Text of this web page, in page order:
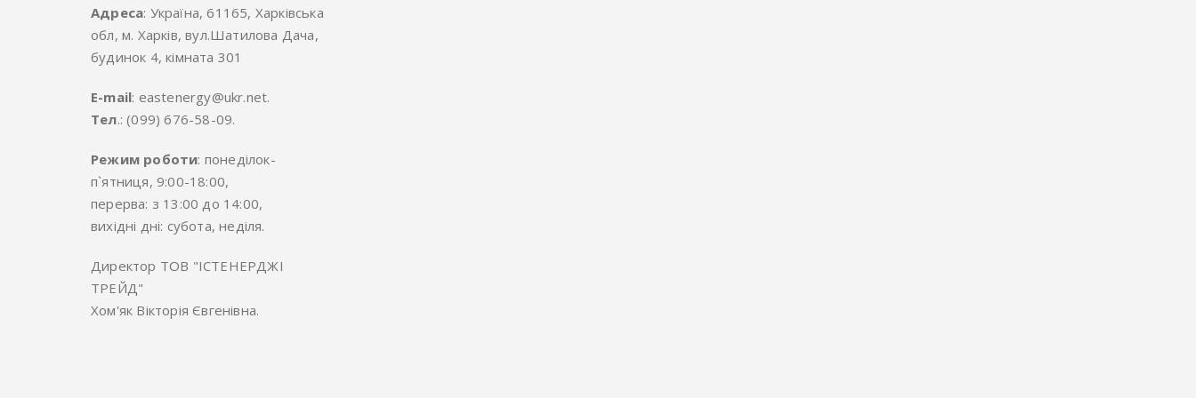
Адреса: Україна, 61165, Харківська
обл, м. Харків, вул.Шатилова Дача,
будинок 4, кімната 301
E-mail: eastenergy@ukr.net.
Тел.: (099) 676-58-09.
Режим роботи: понеділок-
п`ятниця, 9:00-18:00,
перерва: з 13:00 до 14:00,
вихідні дні: субота, неділя.
Директор ТОВ "ІСТЕНЕРДЖІ
ТРЕЙД"
Хом'як Вікторія Євгенівна.